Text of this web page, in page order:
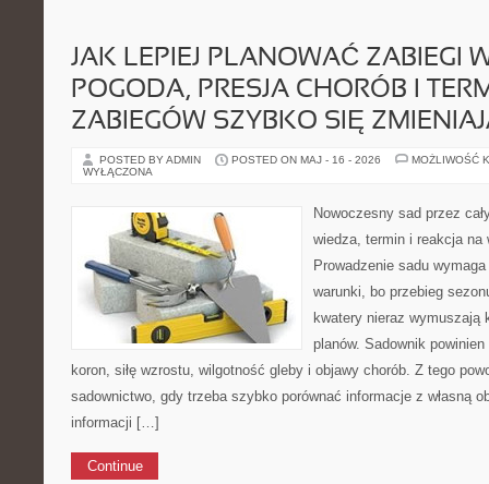
JAK LEPIEJ PLANOWAĆ ZABIEGI
POGODA, PRESJA CHORÓB I
ZABIEGÓW SZYBKO SIĘ
POSTED BY ADMIN POSTED ON MAJ - 16 - 2026
MOŻLIWOŚĆ
WYŁĄCZONA
Nowoczesny sad przez
wiedza, termin i reakcja na
Prowadzenie sadu
warunki, bo przebieg
kwatery nieraz wymuszają
planów. Sadownik
koron, siłę wzrostu, wilgotność gleby i objawy chorób. Z tego
sadownictwo, gdy trzeba szybko porównać informacje z własną
informacji […]
Continue